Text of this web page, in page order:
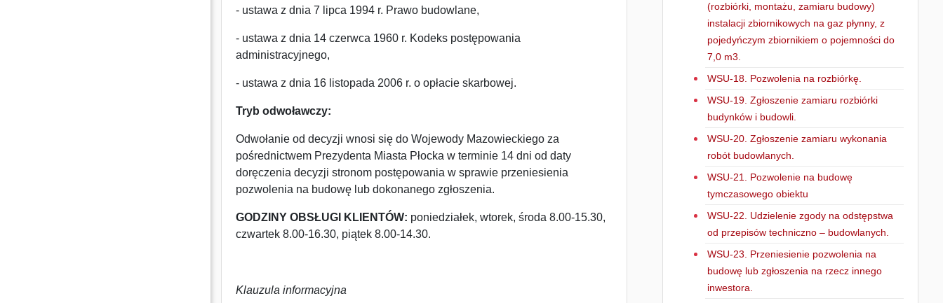
- ustawa z dnia 7 lipca 1994 r. Prawo budowlane,
- ustawa z dnia 14 czerwca 1960 r. Kodeks postępowania
administracyjnego,
- ustawa z dnia 16 listopada 2006 r. o opłacie skarbowej.
Tryb odwoławczy:
Odwołanie od decyzji wnosi się do Wojewody Mazowieckiego za
pośrednictwem Prezydenta Miasta Płocka w terminie 14 dni od daty
doręczenia decyzji stronom postępowania w sprawie przeniesienia
pozwolenia na budowę lub dokonanego zgłoszenia.
GODZINY OBSŁUGI KLIENTÓW: poniedziałek, wtorek, środa 8.00-15.30,
czwartek 8.00-16.30, piątek 8.00-14.30.
Klauzula informacyjna
(rozbiórki, montażu, zamiaru budowy)
instalacji zbiornikowych na gaz płynny, z
pojedyńczym zbiornikiem o pojemności do
7,0 m3.
WSU-18. Pozwolenia na rozbiórkę.
WSU-19. Zgłoszenie zamiaru rozbiórki
budynków i budowli.
WSU-20. Zgłoszenie zamiaru wykonania
robót budowlanych.
WSU-21. Pozwolenie na budowę
tymczasowego obiektu
WSU-22. Udzielenie zgody na odstępstwa
od przepisów techniczno – budowlanych.
WSU-23. Przeniesienie pozwolenia na
budowę lub zgłoszenia na rzecz innego
inwestora.